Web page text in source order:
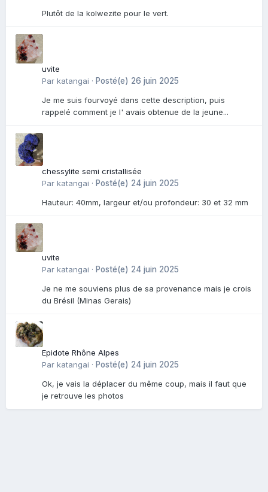
Plutôt de la kolwezite pour le vert.
uvite
Par katangai · Posté(e) 26 juin 2025
Je me suis fourvoyé dans cette description, puis
rappelé comment je l' avais obtenue de la jeune...
chessylite semi cristallisée
Par katangai · Posté(e) 24 juin 2025
Hauteur: 40mm, largeur et/ou profondeur: 30 et 32 mm
uvite
Par katangai · Posté(e) 24 juin 2025
Je ne me souviens plus de sa provenance mais je crois
du Brésil (Minas Gerais)
Epidote Rhône Alpes
Par katangai · Posté(e) 24 juin 2025
Ok, je vais la déplacer du même coup, mais il faut que
je retrouve les photos